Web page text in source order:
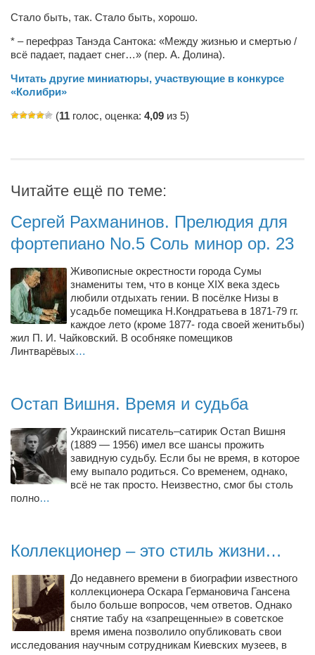
Врач психиатр–нарколог Анплеев А.Б.
городская клиническая больница №4
Магазины
«CYCLE GARAGE» — магазин велосипедов
«Книголюб» — супермаркет
Багетный двор
МАГАЗИН СТИХОВ НА ЗАКАЗ
«Павел» — магазин мужской одежды
Туризм
Александр Гвоздик
Александр Кугук
Музыканты
Евгений Касьяненко
Звукорежиссёры
Alfom Studio
Guitarproduction Studio
Писатели
Поэты
Стало быть, так. Стало быть, хорошо.
* – перефраз Танэда Сантока: «Между жизнью и смертью /
всё падает, падает снег…» (пер. А. Долина).
Читать другие миниатюры, участвующие в конкурсе
«Колибри»
(11 голос, оценка: 4,09 из 5)
Читайте ещё по теме:
Сергей Рахманинов. Прелюдия для
фортепиано No.5 Соль минор op. 23
Живописные окрестности города Сумы
знамениты тем, что в конце XIX века здесь
любили отдыхать гении. В посёлке Низы в
усадьбе помещика Н.Кондратьева в 1871-79 гг.
каждое лето (кроме 1877- года своей женитьбы)
жил П. И. Чайковский. В особняке помещиков
Линтварёвых…
Остап Вишня. Время и судьба
Украинский писатель–сатирик Остап Вишня
(1889 — 1956) имел все шансы прожить
завидную судьбу. Если бы не время, в которое
ему выпало родиться. Со временем, однако,
всё не так просто. Неизвестно, смог бы столь
полно…
Коллекционер – это стиль жизни…
До недавнего времени в биографии известного
коллекционера Оскара Германовича Гансена
было больше вопросов, чем ответов. Однако
снятие табу на «запрещенные» в советское
время имена позволило опубликовать свои
исследования научным сотрудникам Киевских музеев, в